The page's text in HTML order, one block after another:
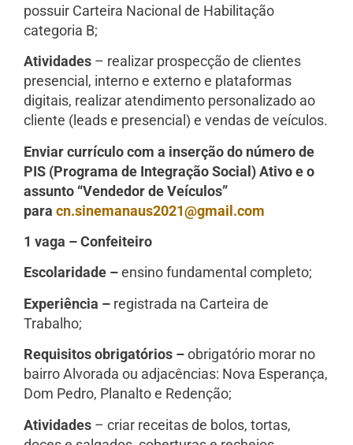
possuir Carteira Nacional de Habilitação
categoria B;
Atividades – realizar prospecção de clientes
presencial, interno e externo e plataformas
digitais, realizar atendimento personalizado ao
cliente (leads e presencial) e vendas de veículos.
Enviar currículo com a inserção do número de
PIS (Programa de Integração Social) Ativo e o
assunto “Vendedor de Veículos”
para cn.sinemanaus2021@gmail.com
1 vaga – Confeiteiro
Escolaridade –ensino fundamental completo;
Experiência – registrada na Carteira de
Trabalho;
Requisitos obrigatórios –obrigatório morar no
bairro Alvorada ou adjacências: Nova Esperança,
Dom Pedro, Planalto e Redenção;
Atividades – criar receitas de bolos, tortas,